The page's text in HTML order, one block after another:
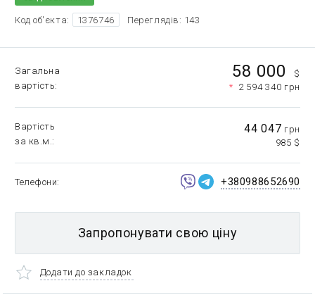
Код об'єкта: 1376746 Переглядів: 143
Загальна
вартість
58 000
$
* 2 594 340 грн
Вартість
за кв.м.
44 047 грн
985 $
Телефони +380988652690
Запропонувати свою ціну
Додати до закладок